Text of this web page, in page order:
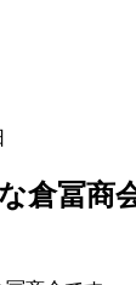
倉冨商